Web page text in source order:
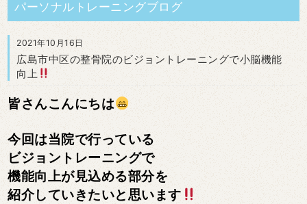
パーソナルトレーニングブログ
2021年10月16日
広島市中区の整骨院のビジョントレーニングで小脳機能
向上
皆さんこんにちは
今回は当院で行っている
ビジョントレーニングで
機能向上が見込める部分を
紹介していきたいと思います